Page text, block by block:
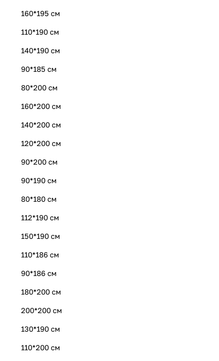
160*195 см
110*190 см
140*190 см
90*185 см
80*200 см
160*200 см
140*200 см
120*200 см
90*200 см
90*190 см
80*180 см
112*190 см
150*190 см
110*186 см
90*186 см
180*200 см
200*200 см
130*190 см
110*200 см